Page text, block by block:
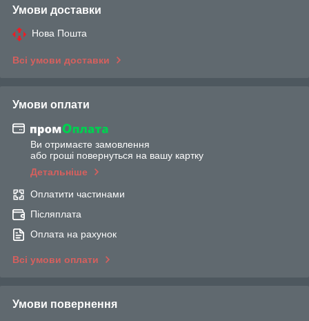
Умови доставки
Нова Пошта
Всі умови доставки
Умови оплати
Ви отримаєте замовлення
або гроші повернуться на вашу картку
Детальніше
Оплатити частинами
Післяплата
Оплата на рахунок
Всі умови оплати
Умови повернення